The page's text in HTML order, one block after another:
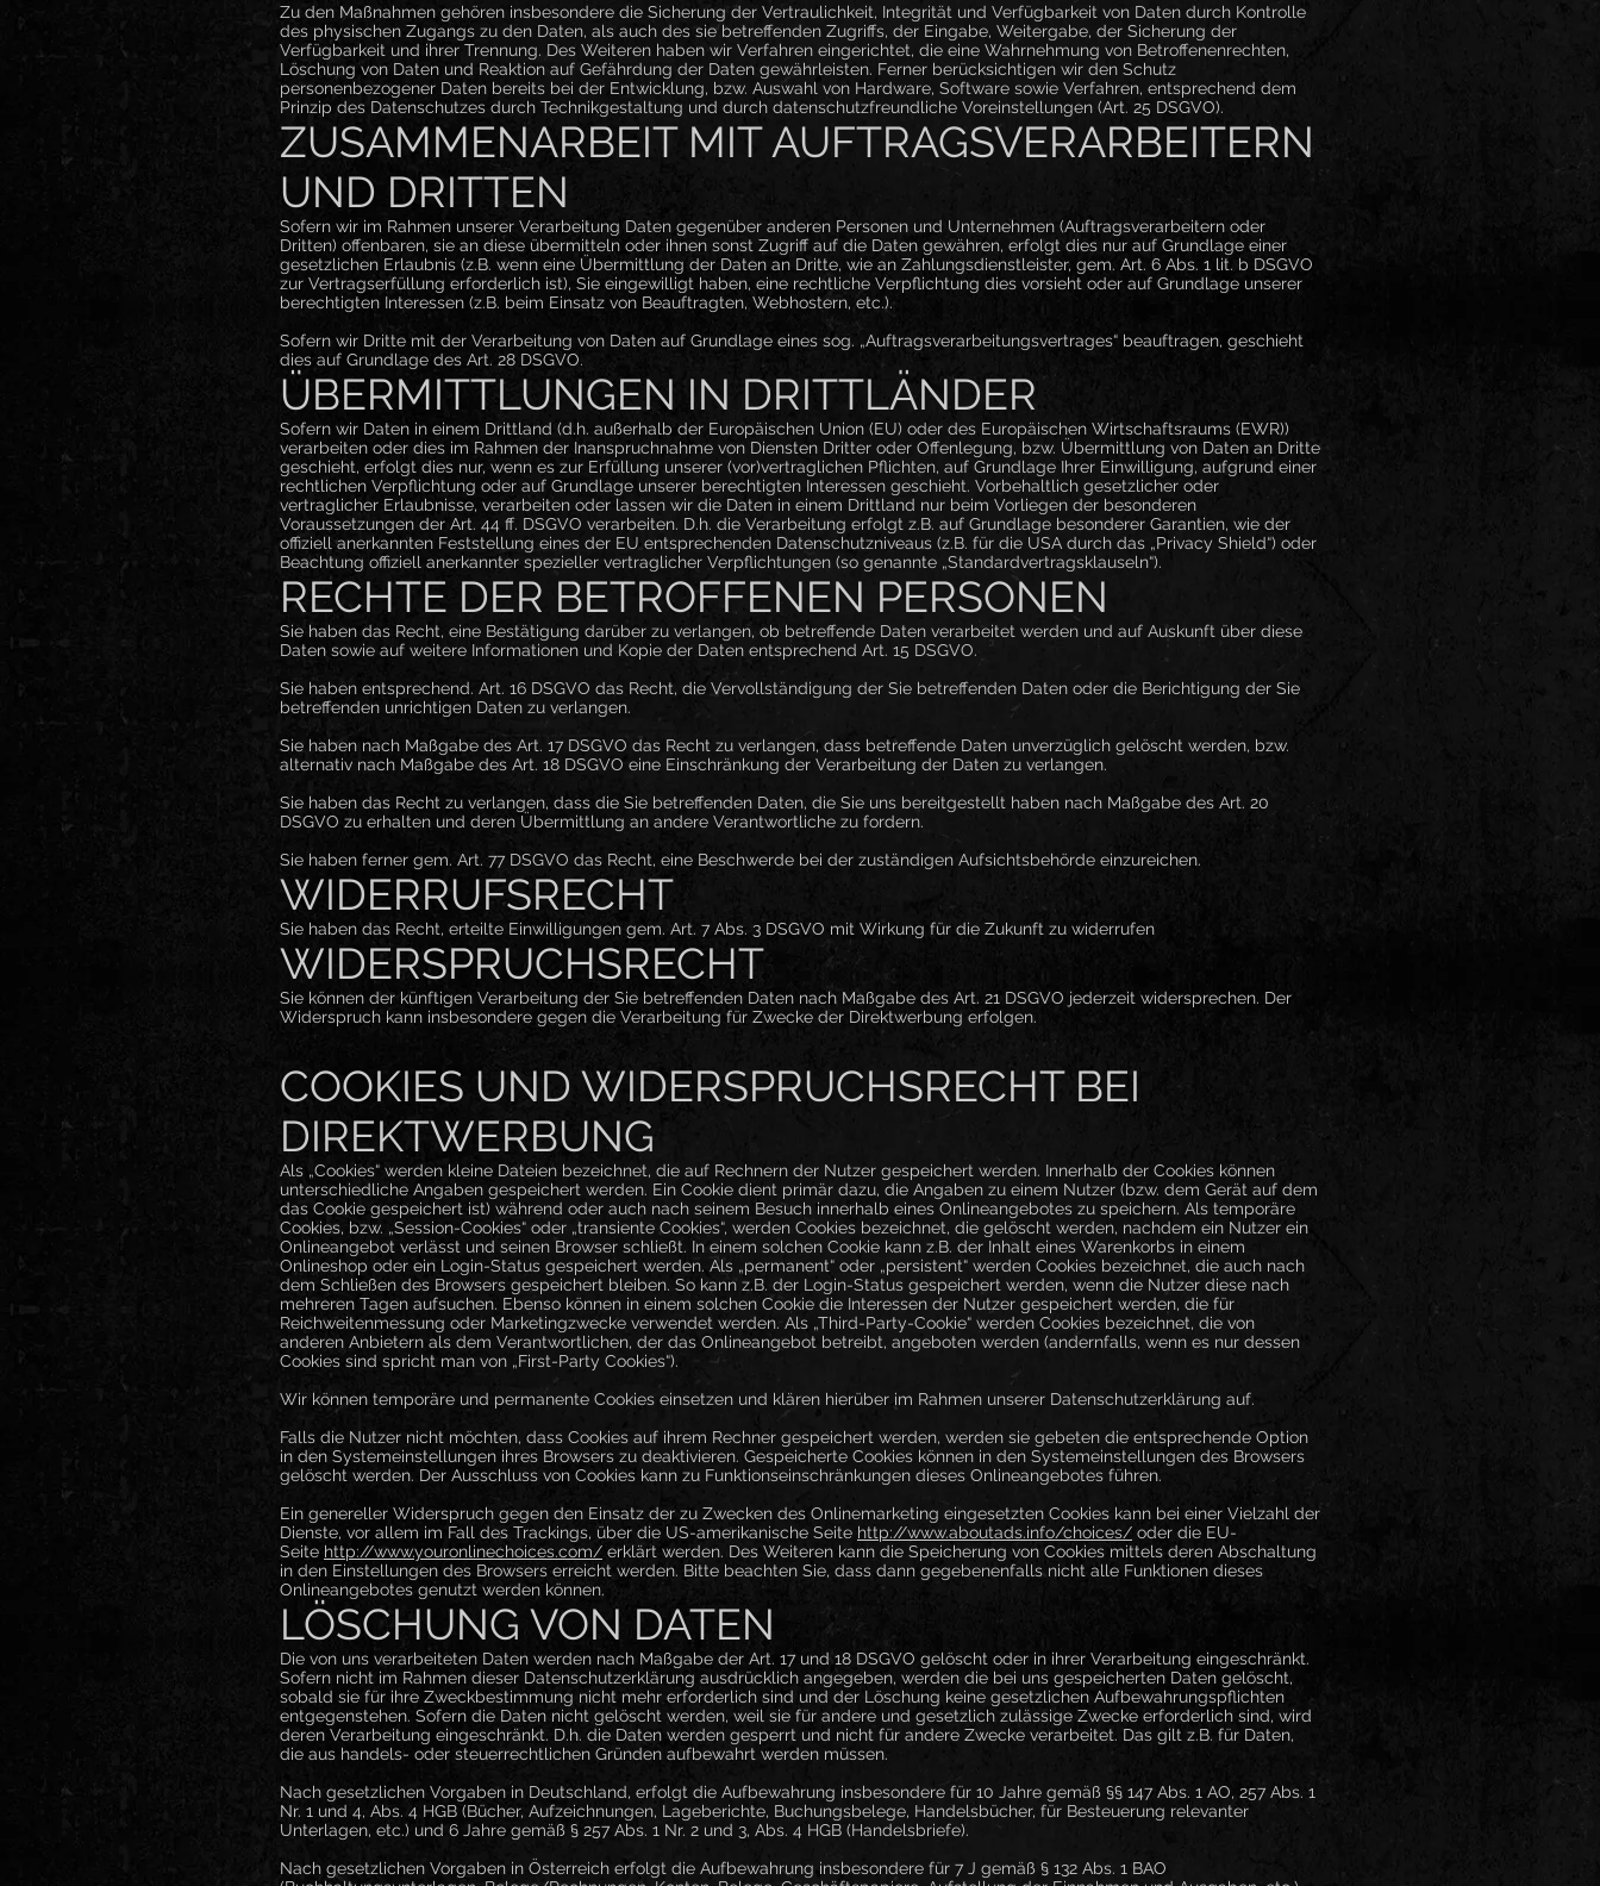
Zu den Maßnahmen gehören insbesondere die Sicherung der Vertraulichkeit, Integrität und Verfügbarkeit von Daten durch Kontrolle
des physischen Zugangs zu den Daten, als auch des sie betreffenden Zugriffs, der Eingabe, Weitergabe, der Sicherung der
Verfügbarkeit und ihrer Trennung. Des Weiteren haben wir Verfahren eingerichtet, die eine Wahrnehmung von Betroffenenrechten,
Löschung von Daten und Reaktion auf Gefährdung der Daten gewährleisten. Ferner berücksichtigen wir den Schutz
personenbezogener Daten bereits bei der Entwicklung, bzw. Auswahl von Hardware, Software sowie Verfahren, entsprechend dem
Prinzip des Datenschutzes durch Technikgestaltung und durch datenschutzfreundliche Voreinstellungen (Art. 25 DSGVO).
ZUSAMMENARBEIT MIT AUFTRAGSVERARBEITERN
UND DRITTEN
Sofern wir im Rahmen unserer Verarbeitung Daten gegenüber anderen Personen und Unternehmen (Auftragsverarbeitern oder
Dritten) offenbaren, sie an diese übermitteln oder ihnen sonst Zugriff auf die Daten gewähren, erfolgt dies nur auf Grundlage einer
gesetzlichen Erlaubnis (z.B. wenn eine Übermittlung der Daten an Dritte, wie an Zahlungsdienstleister, gem. Art. 6 Abs. 1 lit. b DSGVO
zur Vertragserfüllung erforderlich ist), Sie eingewilligt haben, eine rechtliche Verpflichtung dies vorsieht oder auf Grundlage unserer
berechtigten Interessen (z.B. beim Einsatz von Beauftragten, Webhostern, etc.).
Sofern wir Dritte mit der Verarbeitung von Daten auf Grundlage eines sog. „Auftragsverarbeitungsvertrages“ beauftragen, geschieht
dies auf Grundlage des Art. 28 DSGVO.
ÜBERMITTLUNGEN IN DRITTLÄNDER
Sofern wir Daten in einem Drittland (d.h. außerhalb der Europäischen Union (EU) oder des Europäischen Wirtschaftsraums (EWR))
verarbeiten oder dies im Rahmen der Inanspruchnahme von Diensten Dritter oder Offenlegung, bzw. Übermittlung von Daten an Dritte
geschieht, erfolgt dies nur, wenn es zur Erfüllung unserer (vor)vertraglichen Pflichten, auf Grundlage Ihrer Einwilligung, aufgrund einer
rechtlichen Verpflichtung oder auf Grundlage unserer berechtigten Interessen geschieht. Vorbehaltlich gesetzlicher oder
vertraglicher Erlaubnisse, verarbeiten oder lassen wir die Daten in einem Drittland nur beim Vorliegen der besonderen
Voraussetzungen der Art. 44 ff. DSGVO verarbeiten. D.h. die Verarbeitung erfolgt z.B. auf Grundlage besonderer Garantien, wie der
offiziell anerkannten Feststellung eines der EU entsprechenden Datenschutzniveaus (z.B. für die USA durch das „Privacy Shield“) oder
Beachtung offiziell anerkannter spezieller vertraglicher Verpflichtungen (so genannte „Standardvertragsklauseln“).
RECHTE DER BETROFFENEN PERSONEN
Sie haben das Recht, eine Bestätigung darüber zu verlangen, ob betreffende Daten verarbeitet werden und auf Auskunft über diese
Daten sowie auf weitere Informationen und Kopie der Daten entsprechend Art. 15 DSGVO.
Sie haben entsprechend. Art. 16 DSGVO das Recht, die Vervollständigung der Sie betreffenden Daten oder die Berichtigung der Sie
betreffenden unrichtigen Daten zu verlangen.
Sie haben nach Maßgabe des Art. 17 DSGVO das Recht zu verlangen, dass betreffende Daten unverzüglich gelöscht werden, bzw.
alternativ nach Maßgabe des Art. 18 DSGVO eine Einschränkung der Verarbeitung der Daten zu verlangen.
Sie haben das Recht zu verlangen, dass die Sie betreffenden Daten, die Sie uns bereitgestellt haben nach Maßgabe des Art. 20
DSGVO zu erhalten und deren Übermittlung an andere Verantwortliche zu fordern.
Sie haben ferner gem. Art. 77 DSGVO das Recht, eine Beschwerde bei der zuständigen Aufsichtsbehörde einzureichen.
WIDERRUFSRECHT
Sie haben das Recht, erteilte Einwilligungen gem. Art. 7 Abs. 3 DSGVO mit Wirkung für die Zukunft zu widerrufen
WIDERSPRUCHSRECHT
Sie können der künftigen Verarbeitung der Sie betreffenden Daten nach Maßgabe des Art. 21 DSGVO jederzeit widersprechen. Der
Widerspruch kann insbesondere gegen die Verarbeitung für Zwecke der Direktwerbung erfolgen.
COOKIES UND WIDERSPRUCHSRECHT BEI
DIREKTWERBUNG
Als „Cookies“ werden kleine Dateien bezeichnet, die auf Rechnern der Nutzer gespeichert werden. Innerhalb der Cookies können
unterschiedliche Angaben gespeichert werden. Ein Cookie dient primär dazu, die Angaben zu einem Nutzer (bzw. dem Gerät auf dem
das Cookie gespeichert ist) während oder auch nach seinem Besuch innerhalb eines Onlineangebotes zu speichern. Als temporäre
Cookies, bzw. „Session-Cookies“ oder „transiente Cookies“, werden Cookies bezeichnet, die gelöscht werden, nachdem ein Nutzer ein
Onlineangebot verlässt und seinen Browser schließt. In einem solchen Cookie kann z.B. der Inhalt eines Warenkorbs in einem
Onlineshop oder ein Login-Status gespeichert werden. Als „permanent“ oder „persistent“ werden Cookies bezeichnet, die auch nach
dem Schließen des Browsers gespeichert bleiben. So kann z.B. der Login-Status gespeichert werden, wenn die Nutzer diese nach
mehreren Tagen aufsuchen. Ebenso können in einem solchen Cookie die Interessen der Nutzer gespeichert werden, die für
Reichweitenmessung oder Marketingzwecke verwendet werden. Als „Third-Party-Cookie“ werden Cookies bezeichnet, die von
anderen Anbietern als dem Verantwortlichen, der das Onlineangebot betreibt, angeboten werden (andernfalls, wenn es nur dessen
Cookies sind spricht man von „First-Party Cookies“).
Wir können temporäre und permanente Cookies einsetzen und klären hierüber im Rahmen unserer Datenschutzerklärung auf.
Falls die Nutzer nicht möchten, dass Cookies auf ihrem Rechner gespeichert werden, werden sie gebeten die entsprechende Option
in den Systemeinstellungen ihres Browsers zu deaktivieren. Gespeicherte Cookies können in den Systemeinstellungen des Browsers
gelöscht werden. Der Ausschluss von Cookies kann zu Funktionseinschränkungen dieses Onlineangebotes führen.
Ein genereller Widerspruch gegen den Einsatz der zu Zwecken des Onlinemarketing eingesetzten Cookies kann bei einer Vielzahl der
Dienste, vor allem im Fall des Trackings, über die US-amerikanische Seite http://www.aboutads.info/choices/ oder die EU-
Seite http://www.youronlinechoices.com/ erklärt werden. Des Weiteren kann die Speicherung von Cookies mittels deren Abschaltung
in den Einstellungen des Browsers erreicht werden. Bitte beachten Sie, dass dann gegebenenfalls nicht alle Funktionen dieses
Onlineangebotes genutzt werden können.
LÖSCHUNG VON DATEN
Die von uns verarbeiteten Daten werden nach Maßgabe der Art. 17 und 18 DSGVO gelöscht oder in ihrer Verarbeitung eingeschränkt.
Sofern nicht im Rahmen dieser Datenschutzerklärung ausdrücklich angegeben, werden die bei uns gespeicherten Daten gelöscht,
sobald sie für ihre Zweckbestimmung nicht mehr erforderlich sind und der Löschung keine gesetzlichen Aufbewahrungspflichten
entgegenstehen. Sofern die Daten nicht gelöscht werden, weil sie für andere und gesetzlich zulässige Zwecke erforderlich sind, wird
deren Verarbeitung eingeschränkt. D.h. die Daten werden gesperrt und nicht für andere Zwecke verarbeitet. Das gilt z.B. für Daten,
die aus handels- oder steuerrechtlichen Gründen aufbewahrt werden müssen.
Nach gesetzlichen Vorgaben in Deutschland, erfolgt die Aufbewahrung insbesondere für 10 Jahre gemäß §§ 147 Abs. 1 AO, 257 Abs. 1
Nr. 1 und 4, Abs. 4 HGB (Bücher, Aufzeichnungen, Lageberichte, Buchungsbelege, Handelsbücher, für Besteuerung relevanter
Unterlagen, etc.) und 6 Jahre gemäß § 257 Abs. 1 Nr. 2 und 3, Abs. 4 HGB (Handelsbriefe).
Nach gesetzlichen Vorgaben in Österreich erfolgt die Aufbewahrung insbesondere für 7 J gemäß § 132 Abs. 1 BAO